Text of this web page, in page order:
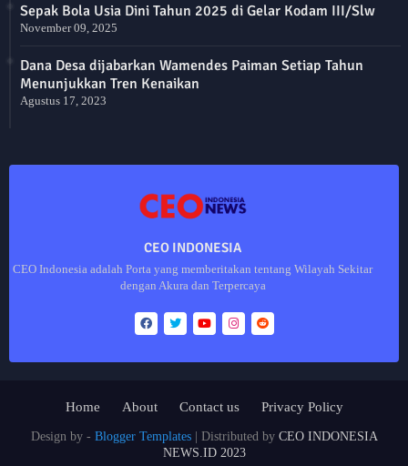
Sepak Bola Usia Dini Tahun 2025 di Gelar Kodam III/Slw
November 09, 2025
Dana Desa dijabarkan Wamendes Paiman Setiap Tahun
Menunjukkan Tren Kenaikan
Agustus 17, 2023
CEO INDONESIA
CEO Indonesia adalah Porta yang memberitakan tentang Wilayah Sekitar
dengan Akura dan Terpercaya
Design by - Blogger Templates | Distributed by CEO INDONESIA
NEWS.ID 2023
Home About Contact us Privacy Policy